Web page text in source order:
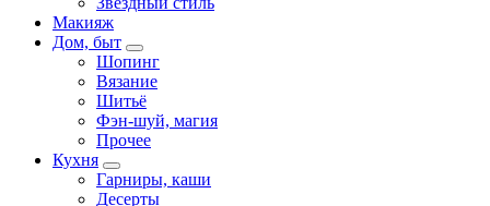
Макияж
Дом, быт
Шопинг
Вязание
Шитьё
Фэн-шуй, магия
Прочее
Кухня
Гарниры, каши
Десерты